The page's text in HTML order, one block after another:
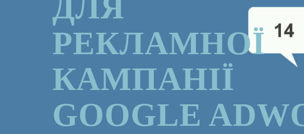
ДЛЯ
РЕКЛАМНОЇ
КАМПАНІЇ
GOOGLE